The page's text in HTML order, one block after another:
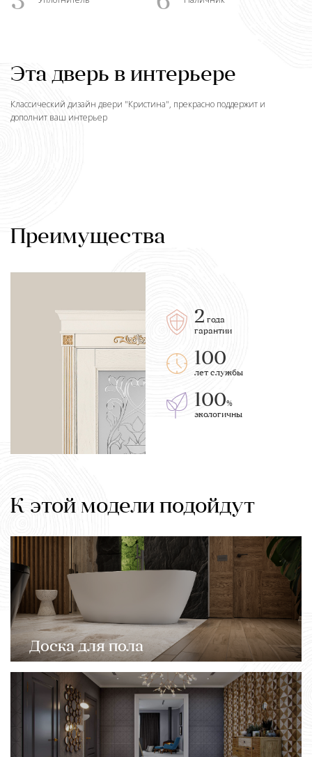
Эта дверь в интерьере
Классический дизайн двери "Кристина", прекрасно поддержит и
дополнит ваш интерьер
Преимущества
2 года
гарантии
100
лет службы
100%
экологичны
К этой модели подойдут
Доска для пола